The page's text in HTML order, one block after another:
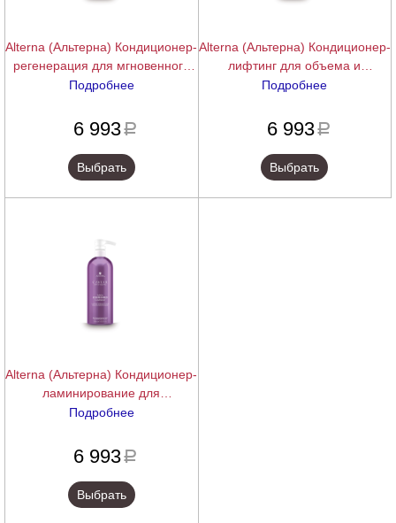
Alterna (Альтерна) Кондиционер-
регенерация для мгновенного
восстановления с комплексом
Anti-Aging Restructuring Bond
Repair Conditioner, 1000 мл
Подробнее
6 993a
Выбрать
Alterna (Альтерна) Кондиционер-
лифтинг для объема и
уплотнения волос с
Anti-Aging Multiplying Volume
Conditioner, 1000 мл
Подробнее
6 993a
Выбрать
Alterna (Альтерна) Кондиционер-
ламинирование для
окрашенных волос с
Caviar Anti-Aging Infinite Color
Hold Conditioner, 1000 мл
Подробнее
6 993a
Выбрать